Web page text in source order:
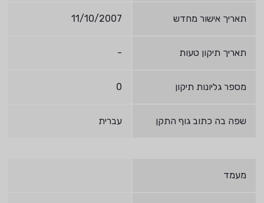
תאריך אישור מחדש 11/10/2007
תאריך תיקון טעות -
מספר גליונות תיקון 0
שפה בה כתוב גוף התקן עברית
מעמד